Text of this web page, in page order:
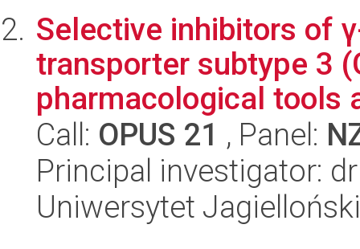
Selective inhibitors of
transporter subtype 3
pharmacological tools
Call: OPUS 21 , Panel:
Principal investigator:
Uniwersytet